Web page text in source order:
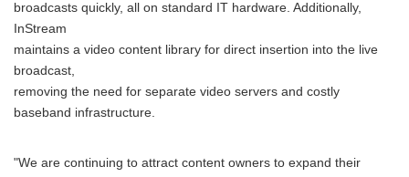
broadcasts quickly, all on standard IT hardware. Additionally,
InStream
maintains a video content library for direct insertion into the live
broadcast,
removing the need for separate video servers and costly
baseband infrastructure.
"We are continuing to attract content owners to expand their